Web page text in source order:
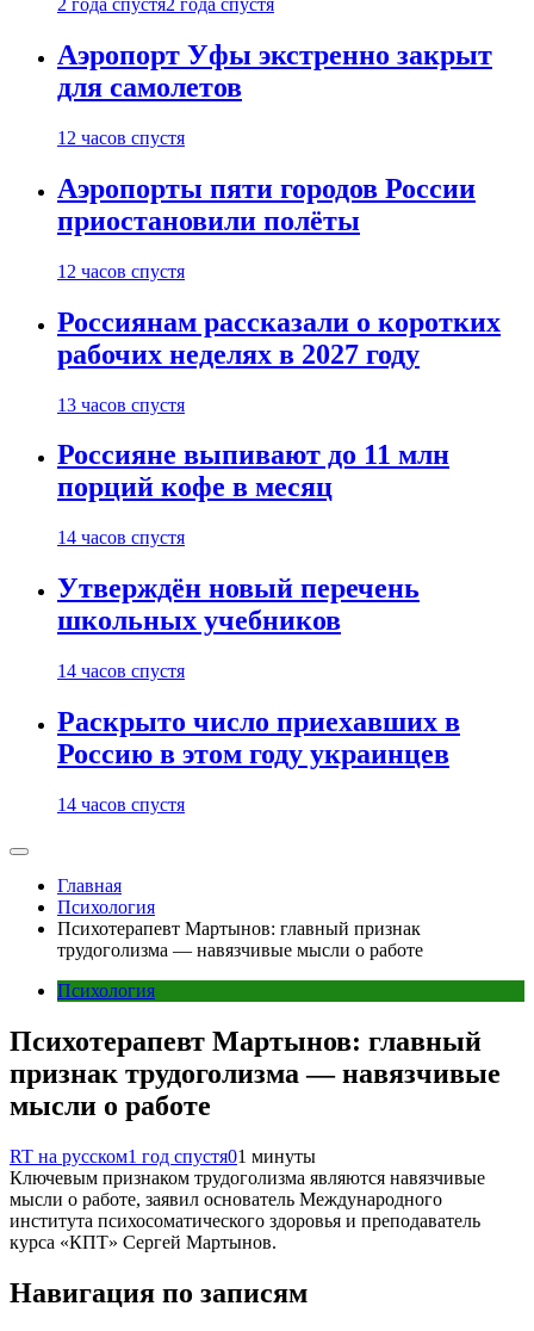
2 года спустя2 года спустя
Аэропорт Уфы экстренно закрыт
для самолетов
12 часов спустя
Аэропорты пяти городов России
приостановили полёты
12 часов спустя
Россиянам рассказали о коротких
рабочих неделях в 2027 году
13 часов спустя
Россияне выпивают до 11 млн
порций кофе в месяц
14 часов спустя
Утверждён новый перечень
школьных учебников
14 часов спустя
Раскрыто число приехавших в
Россию в этом году украинцев
14 часов спустя
Главная
Психология
Психотерапевт Мартынов: главный признак
трудоголизма — навязчивые мысли о работе
Психология
Психотерапевт Мартынов: главный
признак трудоголизма — навязчивые
мысли о работе
RT на русском1 год спустя01 минуты
Ключевым признаком трудоголизма являются навязчивые
мысли о работе, заявил основатель Международного
института психосоматического здоровья и преподаватель
курса «КПТ» Сергей Мартынов.
Навигация по записям